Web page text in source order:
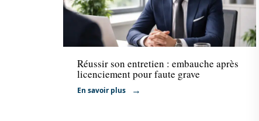
Réussir son entretien : embauche après
licenciement pour faute grave
En savoir plus